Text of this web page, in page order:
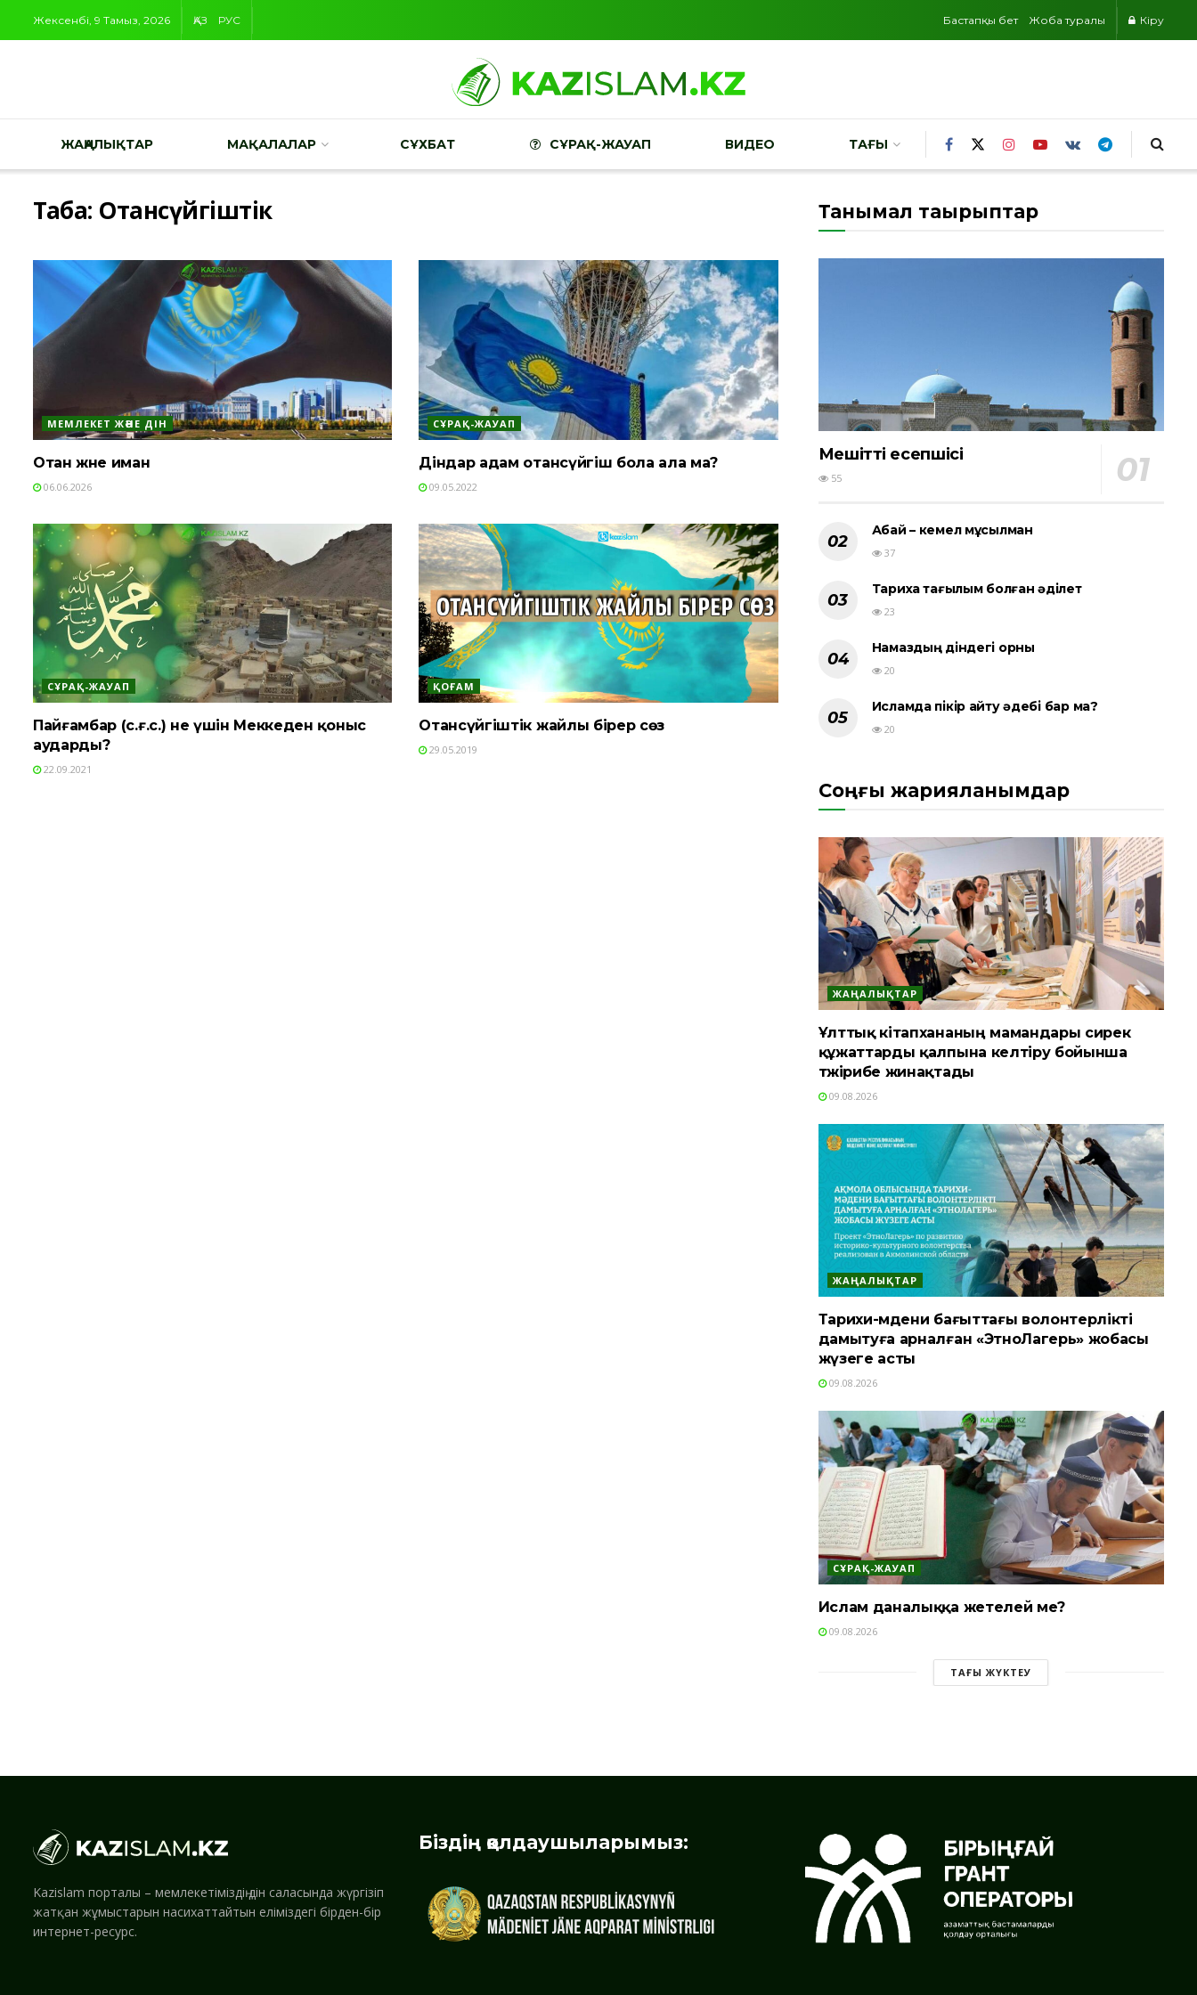
Жексенбі, 9 Тамыз, 2026 ҚАЗ РУС Бастапқы бет Жоба туралы Кіру
ЖАҢАЛЫҚТАР МАҚАЛАЛАР СҰХБАТ СҰРАҚ-ЖАУАП ВИДЕО ТАҒЫ
Таңба: Отансүйгіштік
МЕМЛЕКЕТ ЖӘНЕ ДІН
Отан және иман
06.06.2026
СҰРАҚ-ЖАУАП
Діндар адам отансүйгіш бола ала ма?
09.05.2022
СҰРАҚ-ЖАУАП
Пайғамбар (с.ғ.с.) не үшін Меккеден қоныс
аударды?
22.09.2021
ҚОҒАМ
Отансүйгіштік жайлы бірер сөз
29.05.2019
Танымал тақырыптар
Мешіттің есепшісі
55
Абай – кемел мұсылман
37
Тарихқа тағылым болған әділет
23
Намаздың діндегі орны
20
Исламда пікір айту әдебі бар ма?
20
Соңғы жарияланымдар
ЖАҢАЛЫҚТАР
Ұлттық кітапхананың мамандары сирек
құжаттарды қалпына келтіру бойынша
тәжірибе жинақтады
09.08.2026
ЖАҢАЛЫҚТАР
Тарихи-мәдени бағыттағы волонтерлікті
дамытуға арналған «ЭтноЛагерь» жобасы
жүзеге асты
09.08.2026
СҰРАҚ-ЖАУАП
Ислам даналыққа жетелей ме?
09.08.2026
ТАҒЫ ЖҮКТЕУ
Kazislam порталы – мемлекетіміздің дін саласында жүргізіп
жатқан жұмыстарын насихаттайтын еліміздегі бірден-бір
интернет-ресурс.
Біздің қолдаушыларымыз: